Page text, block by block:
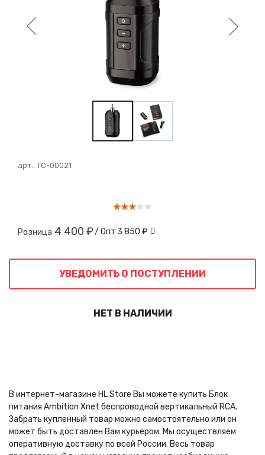
арт.: ТС-00021
Розница 4 400 ₽/ Опт 3 850 ₽
УВЕДОМИТЬ О ПОСТУПЛЕНИИ
НЕТ В НАЛИЧИИ
В интернет-магазине HL Store Вы можете купить Блок
питания Ambition Xnet беспроводной вертикальный RCA.
Забрать купленный товар можно самостоятельно или он
может быть доставлен Вам курьером. Мы осуществляем
оперативную доставку по всей России. Весь товар